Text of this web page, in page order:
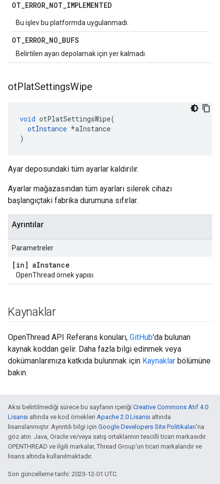
OT_ERROR_NOT_IMPLEMENTED
Bu işlev bu platformda uygulanmadı.
OT_ERROR_NO_BUFS
Belirtilen ayarı depolamak için yer kalmadı.
otPlatSettingsWipe
void otPlatSettingsWipe(
otInstance *aInstance
)
Ayar deposundaki tüm ayarlar kaldırılır.
Ayarlar mağazasından tüm ayarları silerek cihazı
başlangıçtaki fabrika durumuna sıfırlar.
Ayrıntılar
Parametreler
[in] aInstance
OpenThread örnek yapısı.
Kaynaklar
OpenThread API Referans konuları, GitHub'da bulunan
kaynak koddan gelir. Daha fazla bilgi edinmek veya
dokümanlarımıza katkıda bulunmak için Kaynaklar bölümüne
bakın.
Aksi belirtilmediği sürece bu sayfanın içeriği Creative Commons Atıf 4.0
Lisansı altında ve kod örnekleri Apache 2.0 Lisansı altında
lisanslanmıştır. Ayrıntılı bilgi için Google Developers Site Politikaları'na
göz atın. Java, Oracle ve/veya satış ortaklarının tescilli ticari markasıdır.
OPENTHREAD ve ilgili markalar, Thread Group'un ticari markalarıdır ve
lisans altında kullanılmaktadır.
Son güncelleme tarihi: 2023-12-01 UTC.